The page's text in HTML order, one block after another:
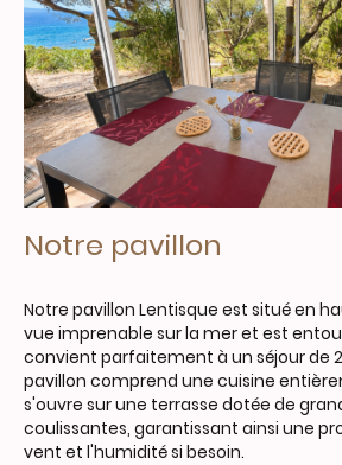
Notre pavillon
Notre pavillon Lentisque est situé en
vue imprenable sur la mer et est
convient parfaitement à un séjour de
pavillon comprend une cuisine
s'ouvre sur une terrasse dotée de
coulissantes, garantissant ainsi une
vent et l'humidité si besoin.